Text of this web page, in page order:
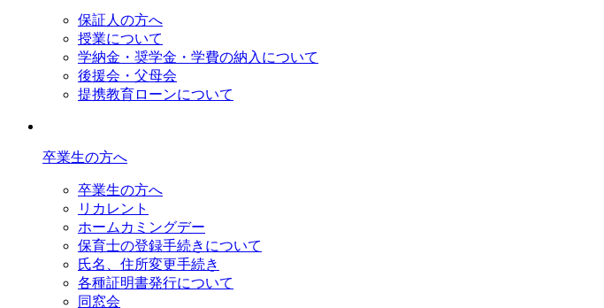
保証人の方へ
授業について
学納金・奨学金・学費の納入について
後援会・父母会
提携教育ローンについて
卒業生の方へ
卒業生の方へ
リカレント
ホームカミングデー
保育士の登録手続きについて
氏名、住所変更手続き
各種証明書発行について
同窓会